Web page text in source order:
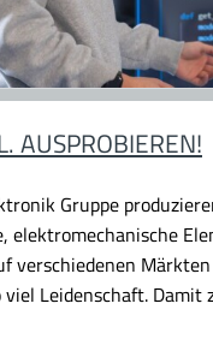
AUSPROBIEREN!
Gruppe
elektromechanische
verschiedenen
viel Leidenschaft.